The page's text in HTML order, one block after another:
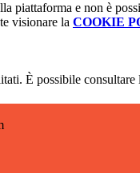
piattaforma e non è
visionare la COOKIE
È possibile